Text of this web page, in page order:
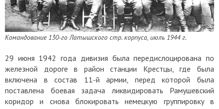
Командование 130-го Латышского стр. корпуса, июль 1944 г.
29 июня 1942 года дивизия была передислоцирована по
железной дороге в район станции Крестцы, где была
включена в состав 11-й армии, перед которой была
поставлена боевая задача ликвидировать Рамушевский
коридор и снова блокировать немецкую группировку в